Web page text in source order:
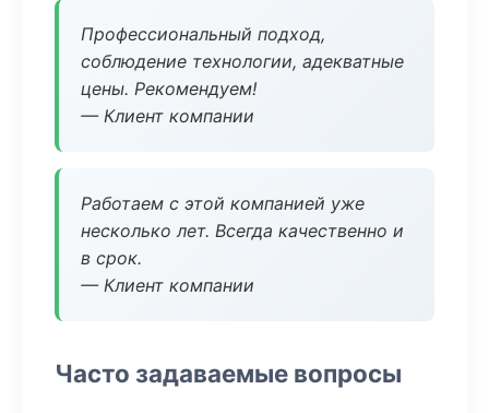
Профессиональный подход,
соблюдение технологии, адекватные
цены. Рекомендуем!
— Клиент компании
Работаем с этой компанией уже
несколько лет. Всегда качественно и
в срок.
— Клиент компании
Часто задаваемые вопросы